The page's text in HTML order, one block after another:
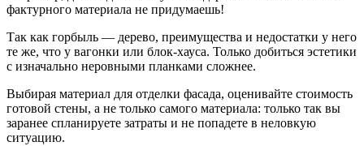
фактурного материала не придумаешь!
Так как горбыль — дерево, преимущества и недостатки у него
те же, что у вагонки или блок-хауса. Только добиться эстетики
с изначально неровными планками сложнее.
Выбирая материал для отделки фасада, оценивайте стоимость
готовой стены, а не только самого материала: только так вы
заранее спланируете затраты и не попадете в неловкую
ситуацию.